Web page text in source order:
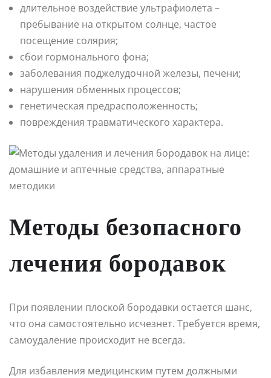
длительное воздействие ультрафиолета –
пребывание на открытом солнце, частое
посещение солярия;
сбои гормонального фона;
заболевания поджелудочной железы, печени;
нарушения обменных процессов;
генетическая предрасположенность;
повреждения травматического характера.
Методы безопасного
лечения бородавок
При появлении плоской бородавки остается шанс,
что она самостоятельно исчезнет. Требуется время,
самоудаление происходит не всегда.
Для избавления медицинским путем должными